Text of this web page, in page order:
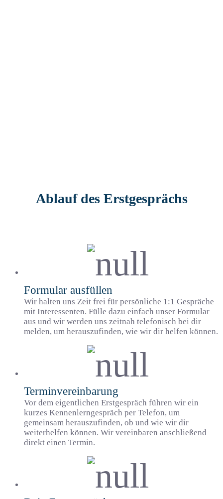
Ablauf des Erstgesprächs
Formular ausfüllen
Wir halten uns Zeit frei für persönliche 1:1 Gespräche
mit Interessenten. Fülle dazu einfach unser Formular
aus und wir werden uns zeitnah telefonisch bei dir
melden, um herauszufinden, wie wir dir helfen können.
Terminvereinbarung
Vor dem eigentlichen Erstgespräch führen wir ein
kurzes Kennenlerngespräch per Telefon, um
gemeinsam herauszufinden, ob und wie wir dir
weiterhelfen können. Wir vereinbaren anschließend
direkt einen Termin.